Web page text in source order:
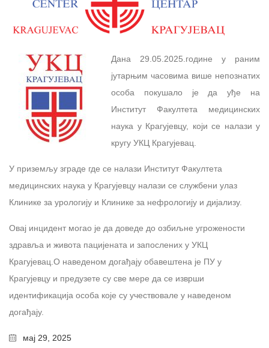
Дана 29.05.2025.године у раним
јутарњим часовима више непознатих
особа покушало је да уђе на
Институт Факултета медицинских
наука у Крагујевцу, који се налази у
кругу УКЦ Крагујевац.
У приземљу зграде где се налази Институт Факултета
медицинских наука у Крагујевцу налази се службени улаз
Клинике за урологију и Клинике за нефрологију и дијализу.
Овај инцидент могао је да доведе до озбиљне угрожености
здравља и живота пацијената и запослених у УКЦ
Крагујевац.О наведеном догађају обавештена је ПУ у
Крагујевцу и предузете су све мере да се изврши
идентификација особа које су учествовале у наведеном
догађају.
мај 29, 2025